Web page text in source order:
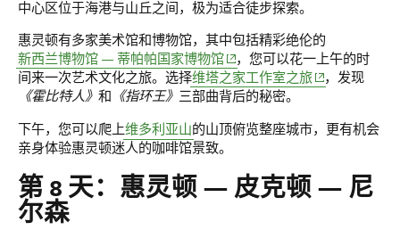
中心区位于海港与山丘之间，极为适合徒步探索。
惠灵顿有多家美术馆和博物馆，其中包括精彩绝伦的
新西兰博物馆 — 蒂帕帕国家博物馆(opens in new window)
，您可以花一上午的时
间来一次艺术文化之旅。选择维塔之家工作室之旅(opens in new
，发现
《霍比特人》 和 《指环王》 三部曲背后的秘密。
下午，您可以爬上维多利亚山的山顶俯览整座城市，更有机会
亲身体验惠灵顿迷人的咖啡馆景致。
第 8 天：惠灵顿 — 皮克顿 — 尼
尔森